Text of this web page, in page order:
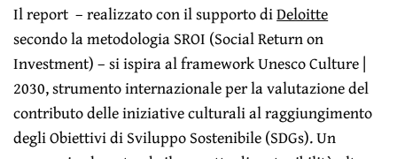
Il report – realizzato con il supporto diDeloitte
secondo la metodologia SROI (Social Return on
Investment) – si ispira al framework Unesco Culture |
2030, strumento internazionale per la valutazione del
contributo delle iniziative culturali al raggiungimento
degli Obiettivi di Sviluppo Sostenibile (SDGs). Un